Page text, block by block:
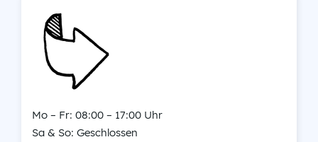
Mo – Fr: 08:00 – 17:00 Uhr
Sa & So: Geschlossen